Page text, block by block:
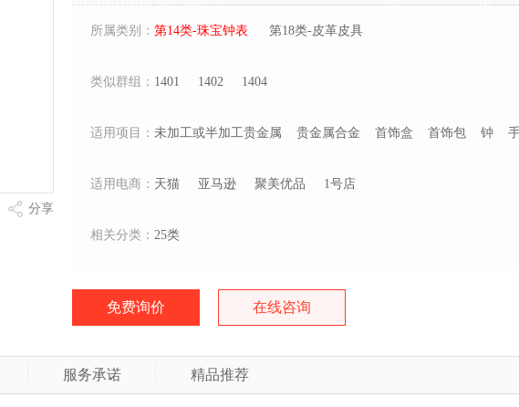
分享
所属类别： 第14类-珠宝钟表 第18类-皮革皮具
类似群组： 1401 1402 1404
适用项目： 未加工或半加工贵金属 贵金属合金 首饰盒 首饰包 钟
适用电商： 天猫 亚马逊 聚美优品 1号店
相关分类： 25类
免费询价 在线咨询
服务承诺 精品推荐